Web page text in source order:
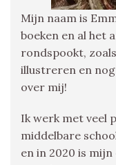
Mijn naam is
boeken en al het
rondspookt,
illustreren en
over mij!
Ik werk met veel
middelbare
en in 2020 is mijn